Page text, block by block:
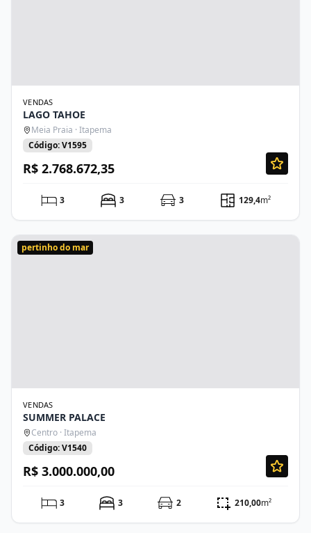
VENDAS
LAGO TAHOE
Meia Praia · Itapema
Código: V1595
R$ 2.768.672,35
3 3 3 129,4m²
pertinho do mar
VENDAS
SUMMER PALACE
Centro · Itapema
Código: V1540
R$ 3.000.000,00
3 3 2 210,00m²